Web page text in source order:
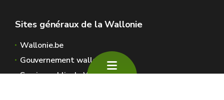
Sites généraux de la Wallonie
Wallonie.be
Gouvernement wallon
Service public de Wallonie